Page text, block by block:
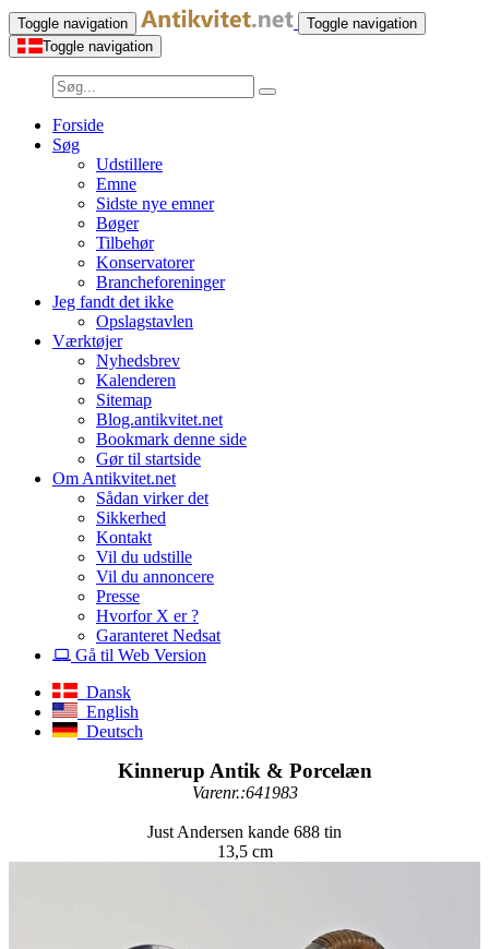
Toggle navigation
Toggle navigation
Toggle navigation
Forside
Søg
Udstillere
Emne
Sidste nye emner
Bøger
Tilbehør
Konservatorer
Brancheforeninger
Jeg fandt det ikke
Opslagstavlen
Værktøjer
Nyhedsbrev
Kalenderen
Sitemap
Blog.antikvitet.net
Bookmark denne side
Gør til startside
Om Antikvitet.net
Sådan virker det
Sikkerhed
Kontakt
Vil du udstille
Vil du annoncere
Presse
Hvorfor X er ?
Garanteret Nedsat
Gå til Web Version
Dansk
English
Deutsch
Kinnerup Antik & Porcelæn
Varenr.:641983
Just Andersen kande 688 tin
13,5 cm